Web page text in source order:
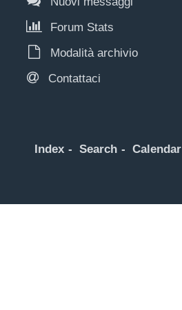
Forum Stats
Modalità archivio
Contattaci
Index Search Calendar